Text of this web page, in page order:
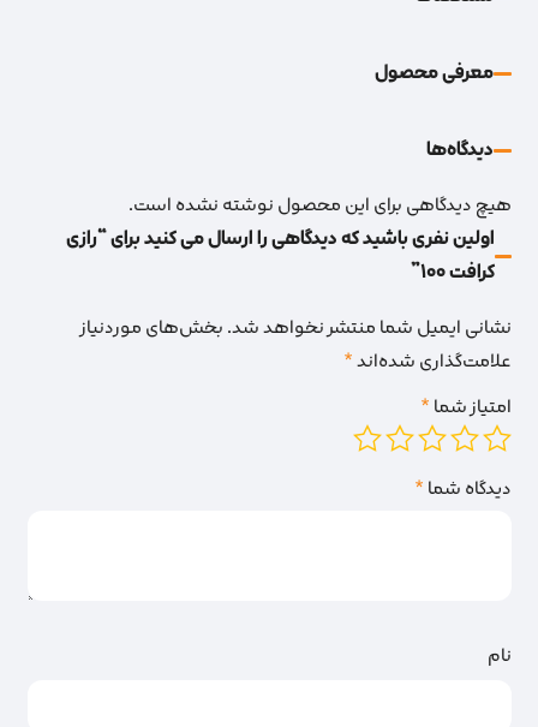
معرفی محصول
دیدگاه‌‌ها
هیچ دیدگاهی برای این محصول نوشته نشده است.
اولین نفری باشید که دیدگاهی را ارسال می کنید برای “رازی
کرافت 100”
نشانی ایمیل شما منتشر نخواهد شد.بخش‌های موردنیاز
علامت‌گذاری شده‌اند*
امتیاز شما*
دیدگاه شما*
نام